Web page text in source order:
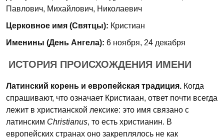
Павлович, Михайлович, Николаевич
Церковное имя (Святцы): Кристиан
Именины (День Ангела): 6 ноября, 24 декабря
ИСТОРИЯ ПРОИСХОЖДЕНИЯ ИМЕНИ
Латинский корень и европейская традиция. Когда
спрашивают, что означает Кристиаан, ответ почти всегда
лежит в христианской лексике: это имя связано с
латинским Christianus, то есть христианин. В
европейских странах оно закреплялось не как